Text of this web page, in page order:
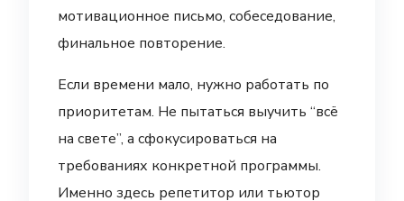
мотивационное письмо, собеседование,
финальное повторение.
Если времени мало, нужно работать по
приоритетам. Не пытаться выучить “всё
на свете”, а сфокусироваться на
требованиях конкретной программы.
Именно здесь репетитор или тьютор